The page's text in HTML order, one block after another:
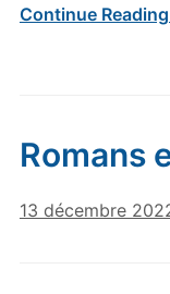
Continue
Romans
13 décembre